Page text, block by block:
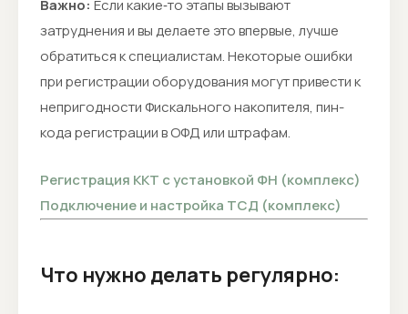
Важно: Если какие‑то этапы вызывают
затруднения и вы делаете это впервые, лучше
обратиться к специалистам. Некоторые ошибки
при регистрации оборудования могут привести к
непригодности Фискального накопителя, пин-
кода регистрации в ОФД или штрафам.
Регистрация ККТ с установкой ФН (комплекс)
Подключение и настройка ТСД (комплекс)
Что нужно делать регулярно: